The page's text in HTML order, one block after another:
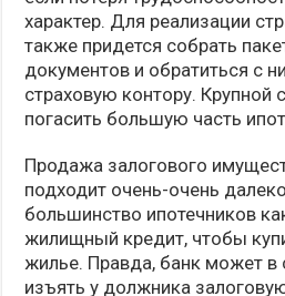
характер. Для реализации
также придется собрать
документов и обратиться с
страховую контору. Крупной
погасить большую часть
Продажа залогового
подходит очень-очень
большинство ипотечников
жилищный кредит, чтобы
жилье. Правда, банк может в
изъять у должника